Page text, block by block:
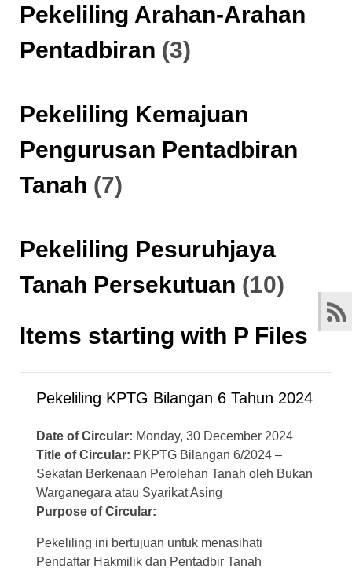
Pekeliling Arahan-Arahan
Pentadbiran (3)
Pekeliling Kemajuan
Pengurusan Pentadbiran
Tanah (7)
Pekeliling Pesuruhjaya
Tanah Persekutuan (10)
Items starting with P Files
Pekeliling KPTG Bilangan 6 Tahun 2024
Date of Circular: Monday, 30 December 2024
Title of Circular: PKPTG Bilangan 6/2024 –
Sekatan Berkenaan Perolehan Tanah oleh Bukan
Warganegara atau Syarikat Asing
Purpose of Circular:
Pekeliling ini bertujuan untuk menasihati
Pendaftar Hakmilik dan Pentadbir Tanah